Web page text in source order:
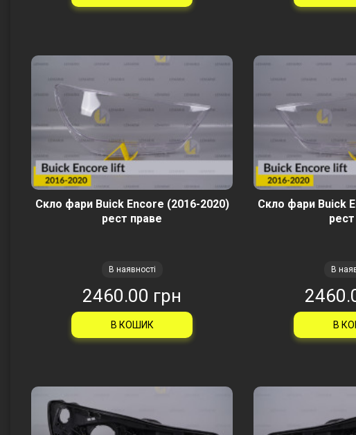
Скло фари Buick Encore (2016-2020)
рест праве
В наявності
2460.00 грн
В КОШИК
Скло фари Buick
рест
В
В